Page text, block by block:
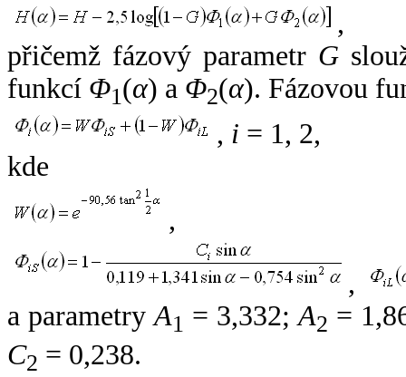
,
přičemž fázový parametr G
funkcí Φ1(α) a Φ2(α). Fázovou
, i = 1, 2,
kde
,
,
a parametryA1 = 3,332;A2 =
C2 = 0,238.